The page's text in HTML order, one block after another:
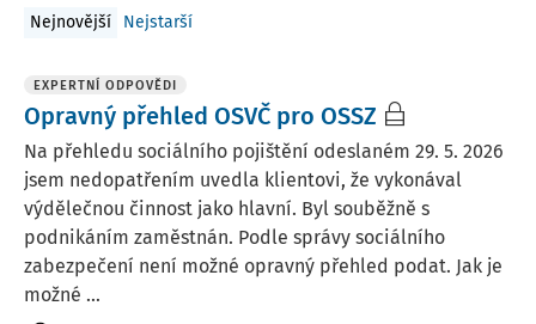
Nejnovější
Nejstarší
EXPERTNÍ ODPOVĚDI
Opravný přehled OSVČ pro OSSZ
Na přehledu sociálního pojištění odeslaném 29. 5. 2026
jsem nedopatřením uvedla klientovi, že vykonával
výdělečnou činnost jako hlavní. Byl souběžně s
podnikáním zaměstnán. Podle správy sociálního
zabezpečení není možné opravný přehled podat. Jak je
možné ...